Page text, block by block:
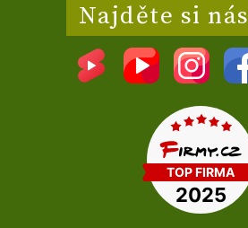
Najděte si nás